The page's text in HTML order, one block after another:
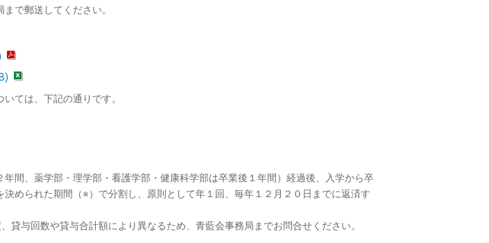
で郵送してください。
ては、下記の通りです。
年間、薬学部・理学部・看護学部・健康科学部は卒業後１年間）経過後、入学から卒
決められた期間（※）で分割し、原則として年１回、毎年１２月２０日までに返済す
貸与回数や貸与合計額により異なるため、青藍会事務局までお問合せください。